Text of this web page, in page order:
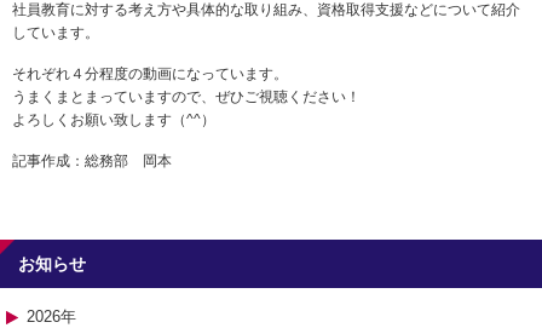
社員教育に対する考え方や具体的な取り組み、資格取得支援などについて紹介
しています。
それぞれ４分程度の動画になっています。
うまくまとまっていますので、ぜひご視聴ください！
よろしくお願い致します（^^）
記事作成：総務部 岡本
お知らせ
2026年